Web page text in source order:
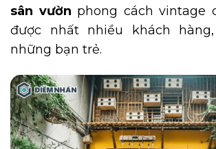
sân vườn phong cách vintage
được nhất nhiều khách
những bạn trẻ.